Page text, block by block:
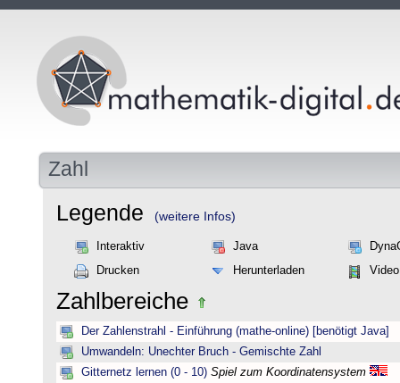
Zahl
Legende (weitere Infos)
Interaktiv Java
Drucken
Herunterladen Video
Zahlbereiche
Der Zahlenstrahl - Einführung (mathe-online) [benötigt Java]
Umwandeln: Unechter Bruch - Gemischte Zahl
Gitternetz lernen (0 - 10) Spiel zum Koordinatensystem